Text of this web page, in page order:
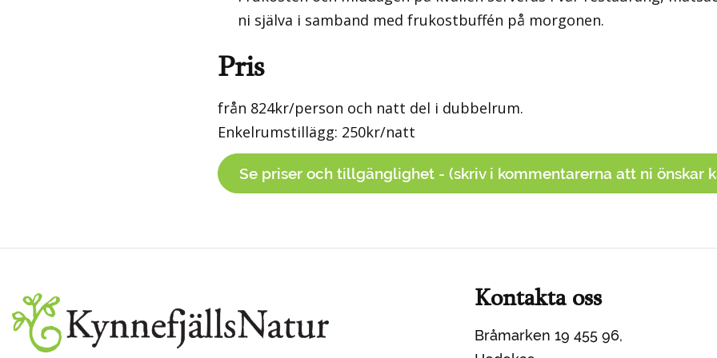
ni själva i samband med frukostbuffén på morgonen.
Pris
från 824kr/person och natt del i dubbelrum.
Enkelrumstillägg: 250kr/natt
Se priser och tillgänglighet - (skriv i kommentarerna att ni önskar
Kontakta oss
Bråmarken 19 455 96,